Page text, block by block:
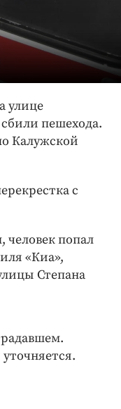
улице
пешехода.
Калужской
с
попал
«Киа»,
Степана